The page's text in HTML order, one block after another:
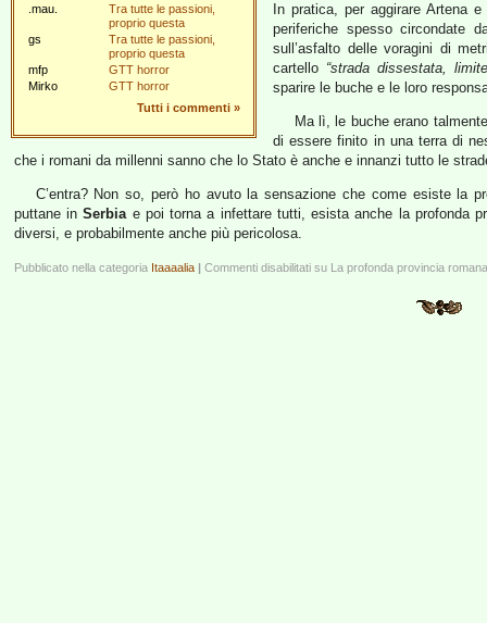
.mau.
Tra tutte le passioni,
proprio questa
gs
Tra tutte le passioni,
proprio questa
mfp
GTT horror
Mirko
GTT horror
Tutti i commenti »
In pratica, per aggirare Artena
periferiche spesso circondate
sull’asfalto delle voragini di
cartello “strada dissestata,
sparire le buche e le loro
Ma lì, le buche erano
di essere finito in una terra di
che i romani da millenni sanno che lo Stato è anche e innanzi tutto le
C’entra? Non so, però ho avuto la sensazione che come esiste la
puttane inSerbiae poi torna a infettare tutti, esista anche la profonda
diversi, e probabilmente anche più pericolosa.
Pubblicato nella categoria Itaaaalia | Commenti disabilitati su La profonda provincia romana